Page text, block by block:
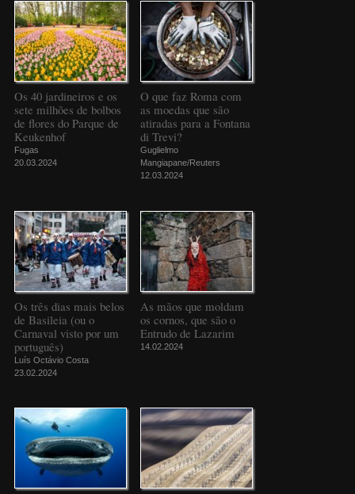
Os 40 jardineiros e os
sete milhões de bolbos
de flores do Parque de
Keukenhof
Fugas
20.03.2024
O que faz Roma com
as moedas que são
atiradas para a Fontana
di Trevi?
Guglielmo
Mangiapane/Reuters
12.03.2024
Os três dias mais belos
de Basileia (ou o
Carnaval visto por um
português)
Luís Octávio Costa
23.02.2024
As mãos que moldam
os cornos, que são o
Entrudo de Lazarim
14.02.2024